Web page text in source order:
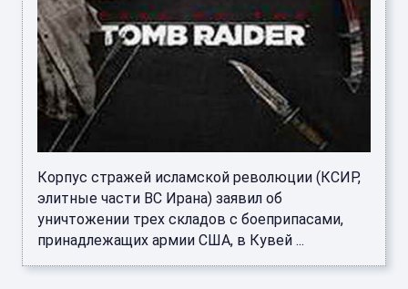
Корпус стражей исламской революции (КСИР,
элитные части ВС Ирана) заявил об
уничтожении трех складов с боеприпасами,
принадлежащих армии США, в Кувей ...